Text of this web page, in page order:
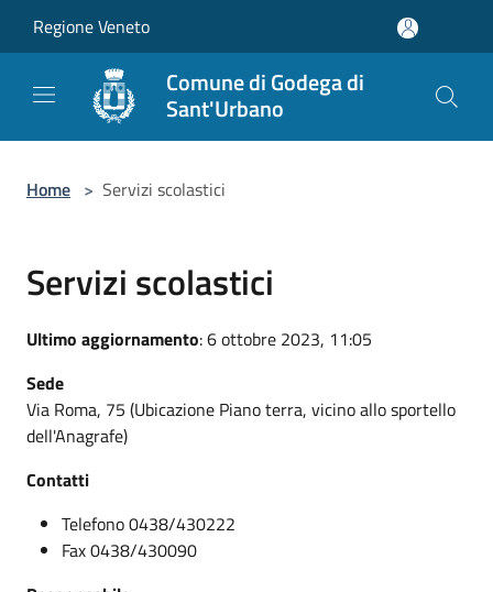
Regione Veneto
Comune di Godega di
Sant'Urbano
Home > Servizi scolastici
Servizi scolastici
Ultimo aggiornamento: 6 ottobre 2023, 11:05
Sede
Via Roma, 75 (Ubicazione Piano terra, vicino allo sportello
dell'Anagrafe)
Contatti
Telefono 0438/430222
Fax 0438/430090